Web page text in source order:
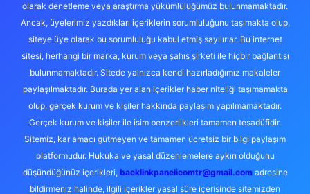
olarak denetleme veya araştırma yükümlülüğümüz bulunmamaktadır.
Ancak, üyelerimiz yazdıkları içeriklerin sorumluluğunu taşımakta olup,
siteye üye olarak bu sorumluluğu kabul etmiş sayılırlar. Bu internet
sitesi, herhangi bir marka, kurum veya şahıs şirketi ile hiçbir bağlantısı
bulunmamaktadır. Sitede yalnızca kendi hazırladığımız makaleler
paylaşılmaktadır. Burada yer alan içerikler haber niteliği taşımamakta
olup, gerçek kurum ve kişiler hakkında paylaşım yapılmamaktadır.
Gerçek kurum ve kişiler ile isim benzerlikleri tamamen tesadüfidir.
Sitemiz, kar amacı gütmeyen ve tamamen ücretsiz bir bilgi paylaşım
platformudur. Hukuka ve yasal düzenlemelere aykırı olduğunu
düşündüğünüz içerikleri, backlinkpanelicomtr@gmail.comadresine
bildirmeniz halinde, ilgili içerikler yasal süre içerisinde sitemizden